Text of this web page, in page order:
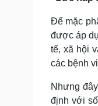
Để mặc
được áp
tế, xã hội
các bệnh
Nhưng
định với